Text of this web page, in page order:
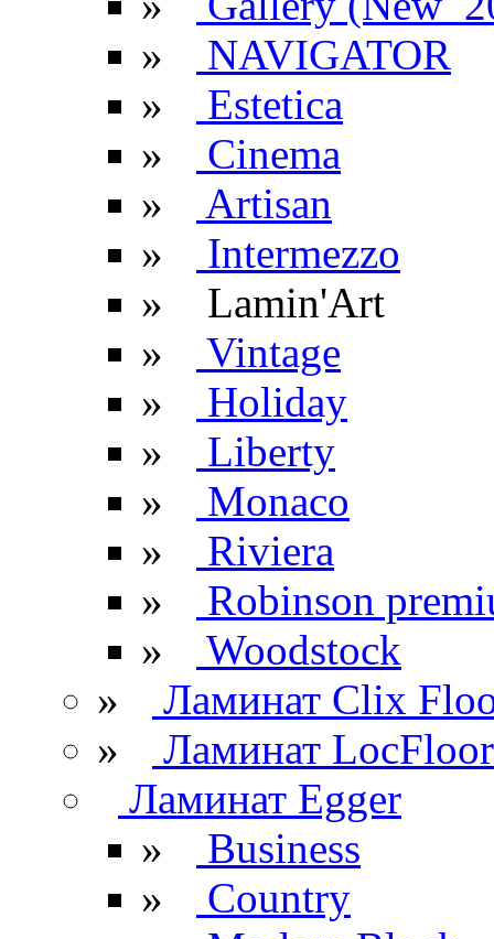
»
NAVIGATOR
»
Estetica
»
Cinema
»
Artisan
»
Intermezzo
»
Lamin'Art
»
Vintage
»
Holiday
»
Liberty
»
Monaco
»
Riviera
»
Robinson
»
Woodstock
»
Ламинат Clix
»
Ламинат LocFloor
Ламинат Egger
»
Business
»
Country